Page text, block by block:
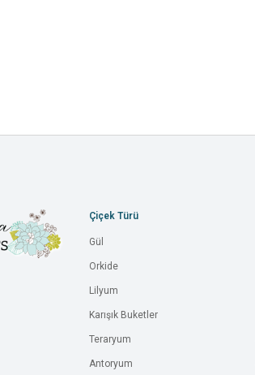
Çiçek Türü
Gül
Orkide
Lilyum
Karışık Buketler
Teraryum
Antoryum